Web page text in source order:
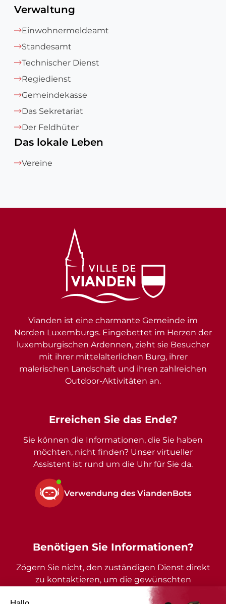
Verwaltung
Einwohnermeldeamt
Standesamt
Technischer Dienst
Regiedienst
Gemeindekasse
Das Sekretariat
Der Feldhüter
Das lokale Leben
Vereine
Erreichen Sie das Ende?
Sie können die Informationen, die Sie haben
möchten, nicht finden? Unser virtueller
Assistent ist rund um die Uhr für Sie da.
Verwendung des ViandenBots
Vianden ist eine charmante Gemeinde im
Norden Luxemburgs. Eingebettet im Herzen der
luxemburgischen Ardennen, zieht sie Besucher
mit ihrer mittelalterlichen Burg, ihrer
malerischen Landschaft und ihren zahlreichen
Outdoor-Aktivitäten an.
Benötigen Sie Informationen?
Zögern Sie nicht, den zuständigen Dienst direkt
zu kontaktieren, um die gewünschten
Auskünfte zu erhalten.